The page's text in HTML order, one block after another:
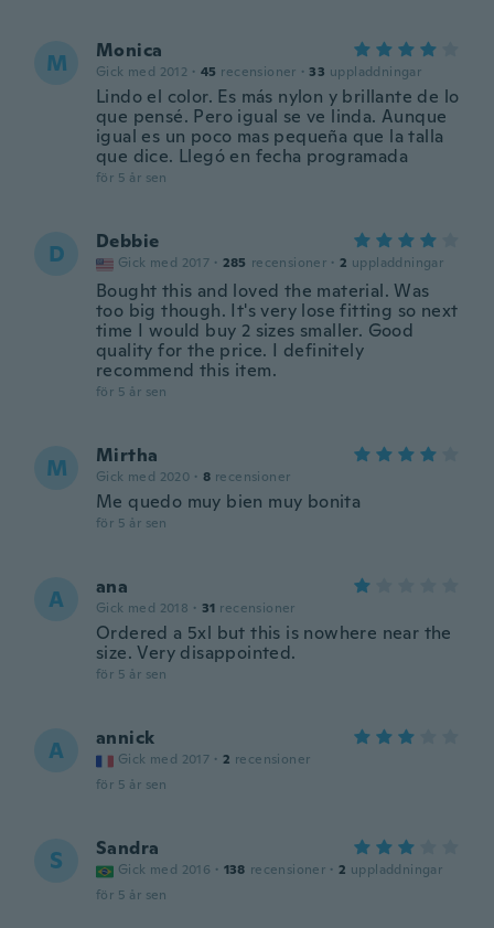
M Monica
Gick med 2012 · 45 recensioner · 33 uppladdningar
Lindo el color. Es más nylon y brillante de lo
que pensé. Pero igual se ve linda. Aunque
igual es un poco mas pequeña que la talla
que dice. Llegó en fecha programada
för 5 år sen
D Debbie
Gick med 2017 · 285 recensioner · 2 uppladdningar
Bought this and loved the material. Was
too big though. It's very lose fitting so next
time I would buy 2 sizes smaller. Good
quality for the price. I definitely
recommend this item.
för 5 år sen
M Mirtha
Gick med 2020 · 8 recensioner
Me quedo muy bien muy bonita
för 5 år sen
A ana
Gick med 2018 · 31 recensioner
Ordered a 5xl but this is nowhere near the
size. Very disappointed.
för 5 år sen
A annick
Gick med 2017 · 2 recensioner
för 5 år sen
S Sandra
Gick med 2016 · 138 recensioner · 2 uppladdningar
för 5 år sen